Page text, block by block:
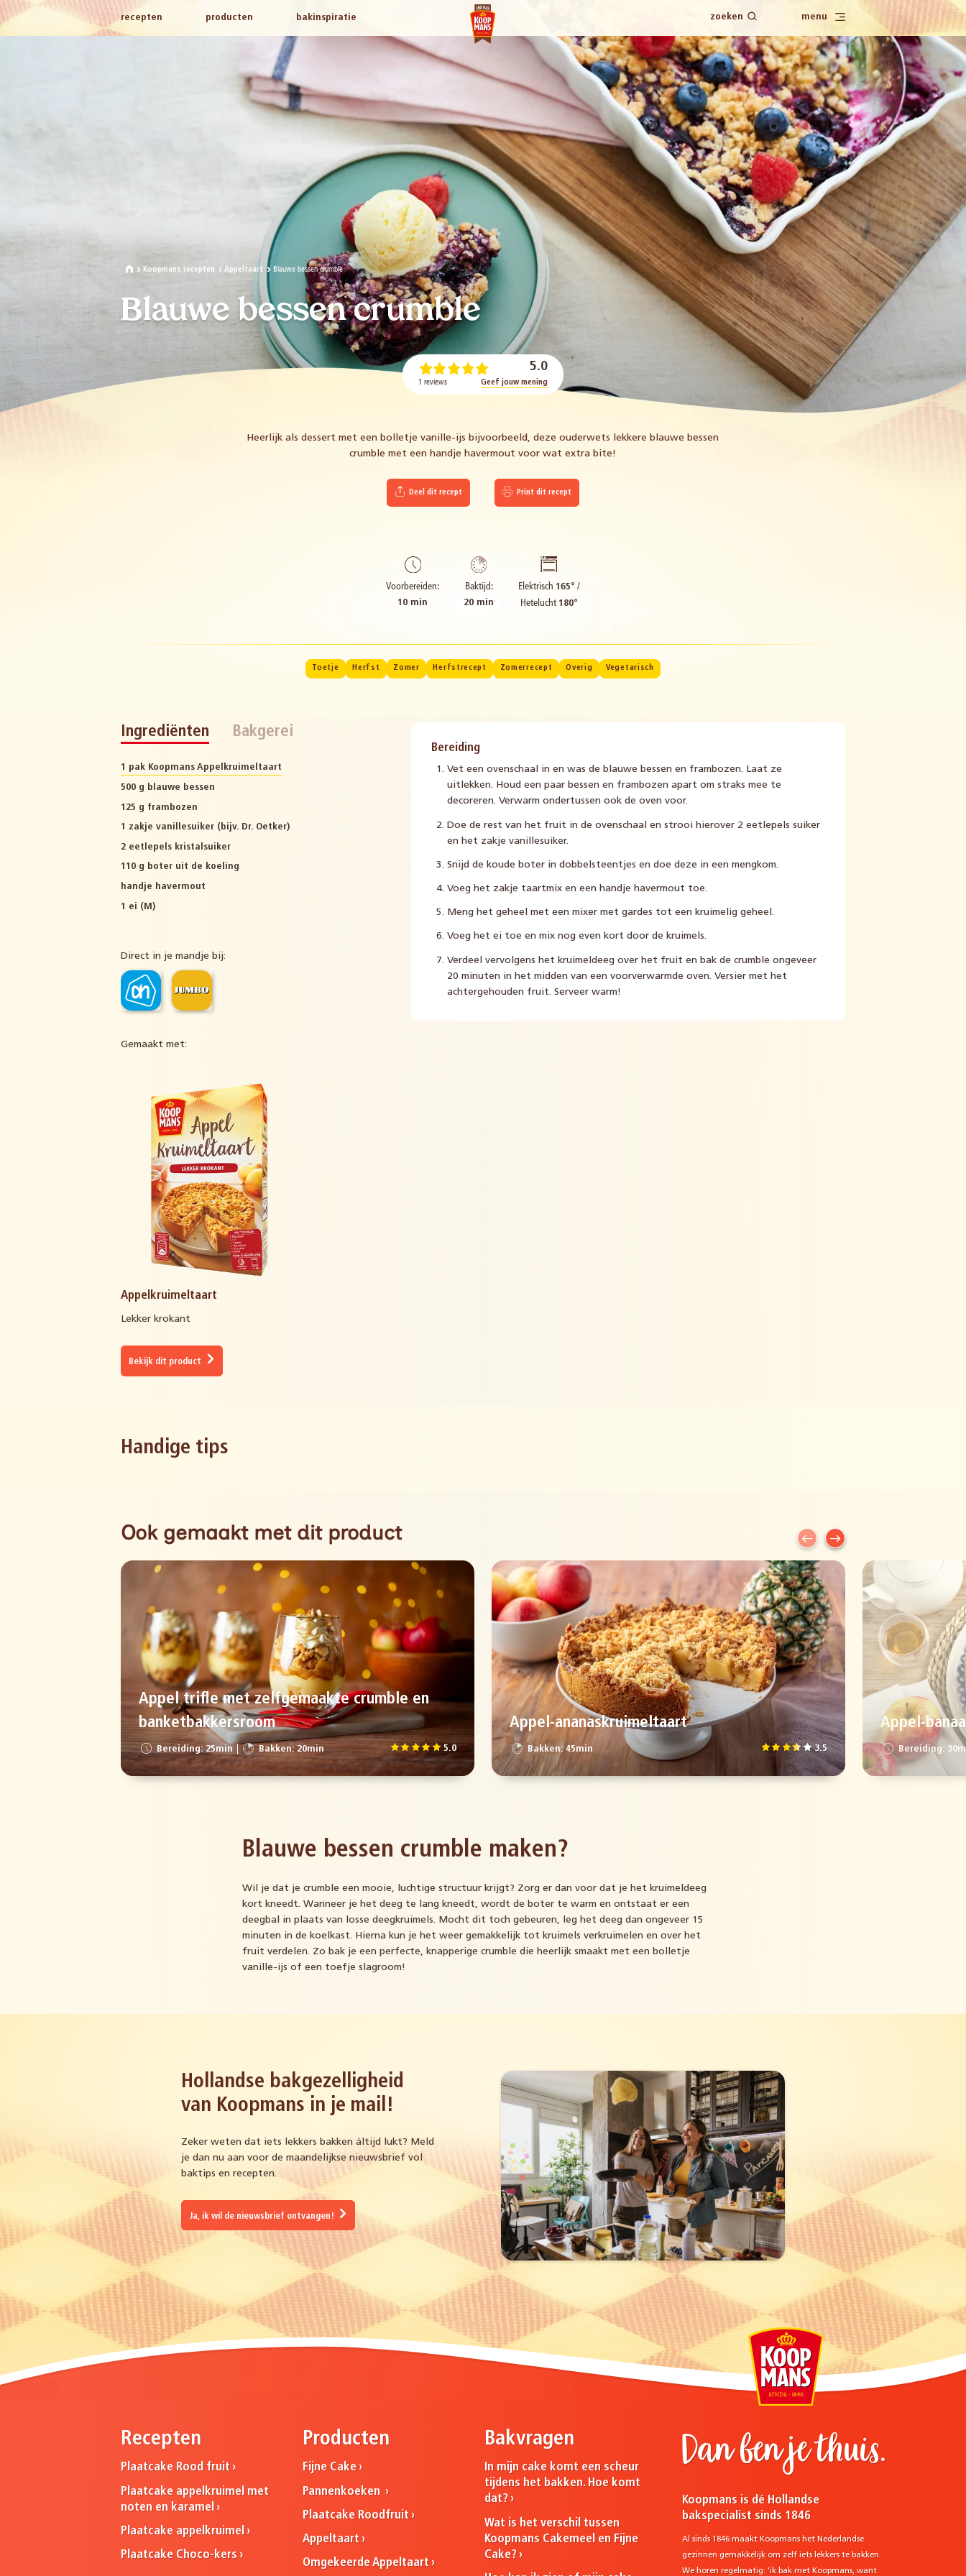
recepten producten bakinspiratie zoeken menu
Koopmans recepten Appeltaart Blauwe bessen crumble
Blauwe bessen crumble
5.0
1 reviews Geef jouw mening
Heerlijk als dessert met een bolletje vanille-ijs bijvoorbeeld, deze ouderwets lekkere blauwe bessen
crumble met een handje havermout voor wat extra bite!
Deel dit recept Print dit recept
Voorbereiden:
10 min
Baktijd:
20 min
Elektrisch 165° /
Hetelucht 180°
Toetje Herfst Zomer Herfstrecept Zomerrecept Overig Vegetarisch
Ingrediënten Bakgerei
1 pak Koopmans Appelkruimeltaart
500 g blauwe bessen
125 g frambozen
1 zakje vanillesuiker (bijv. Dr. Oetker)
2 eetlepels kristalsuiker
110 g boter uit de koeling
handje havermout
1 ei (M)
Direct in je mandje bij:
Gemaakt met:
Appelkruimeltaart
Lekker krokant
Bekijk dit product
Bereiding
Vet een ovenschaal in en was de blauwe bessen en frambozen. Laat ze
uitlekken. Houd een paar bessen en frambozen apart om straks mee te
decoreren. Verwarm ondertussen ook de oven voor.
Doe de rest van het fruit in de ovenschaal en strooi hierover 2 eetlepels suiker
en het zakje vanillesuiker.
Snijd de koude boter in dobbelsteentjes en doe deze in een mengkom.
Voeg het zakje taartmix en een handje havermout toe.
Meng het geheel met een mixer met gardes tot een kruimelig geheel.
Voeg het ei toe en mix nog even kort door de kruimels.
Verdeel vervolgens het kruimeldeeg over het fruit en bak de crumble ongeveer
20 minuten in het midden van een voorverwarmde oven. Versier met het
achtergehouden fruit. Serveer warm!
Handige tips
Ook gemaakt met dit product
Appel trifle met zelfgemaakte crumble en
banketbakkersroom
Bereiding: 25min Bakken: 20min 5.0
Appel-ananaskruimeltaart
Bakken: 45min 3.5
Appel-
Bereiding:
Blauwe bessen crumble maken?
Wil je dat je crumble een mooie, luchtige structuur krijgt? Zorg er dan voor dat je het kruimeldeeg
kort kneedt. Wanneer je het deeg te lang kneedt, wordt de boter te warm en ontstaat er een
deegbal in plaats van losse deegkruimels. Mocht dit toch gebeuren, leg het deeg dan ongeveer 15
minuten in de koelkast. Hierna kun je het weer gemakkelijk tot kruimels verkruimelen en over het
fruit verdelen. Zo bak je een perfecte, knapperige crumble die heerlijk smaakt met een bolletje
vanille-ijs of een toefje slagroom!
Hollandse bakgezelligheid
van Koopmans in je mail!
Zeker weten dat iets lekkers bakken áltijd lukt? Meld
je dan nu aan voor de maandelijkse nieuwsbrief vol
baktips en recepten.
Ja, ik wil de nieuwsbrief ontvangen!
Recepten
Plaatcake Rood fruit
Plaatcake appelkruimel met
noten en karamel
Plaatcake appelkruimel
Plaatcake Choco-kers
Producten
Fijne Cake
Pannenkoeken
Plaatcake Roodfruit
Appeltaart
Omgekeerde Appeltaart
Bakvragen
In mijn cake komt een scheur
tijdens het bakken. Hoe komt
dat?
Wat is het verschil tussen
Koopmans Cakemeel en Fijne
Cake?
Dan ben je thuis.
Koopmans is dé Hollandse
bakspecialist sinds 1846
Al sinds 1846 maakt Koopmans het Nederlandse
gezinnen gemakkelijk om zelf iets lekkers te bakken.
We horen regelmatig: ‘ik bak met Koopmans, want